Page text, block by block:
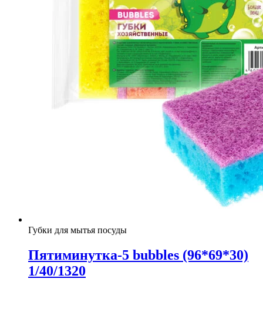
Губки для мытья посуды
Пятиминутка-5 bubbles (96*69*30)
1/40/1320